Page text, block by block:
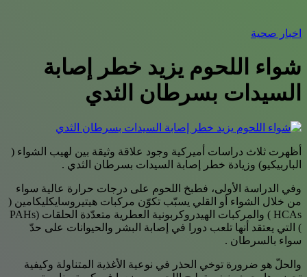
اخبار صحية
شواء اللحوم يزيد خطر إصابة
السيدات بسرطان الثدي
أظهرت ثلاث دراسات أميركية وجود علاقة وثيقة بين لهيب الشواء (
الباربيكيو) وزيادة خطر إصابة السيدات بسرطان الثدي .
وفي الدراسة الأولى، فطبخ اللحوم على درجات حرارة عالية سواء
من خلال الشواء أو القلي يسبّب تكوّن مركبات هيتيروسايكليكامين (
HCAs ) والمركبات الهيدروكربونية العطرية متعدّدة الحلقات (PAHs
) التي يعتقد أنها تلعب دورا في إصابة البشر والحيوانات على حدّ
سواء بالسرطان .
والحلّ هو ضرورة توخي الحذر في نوعية الأغذية المتناولة وكيفية